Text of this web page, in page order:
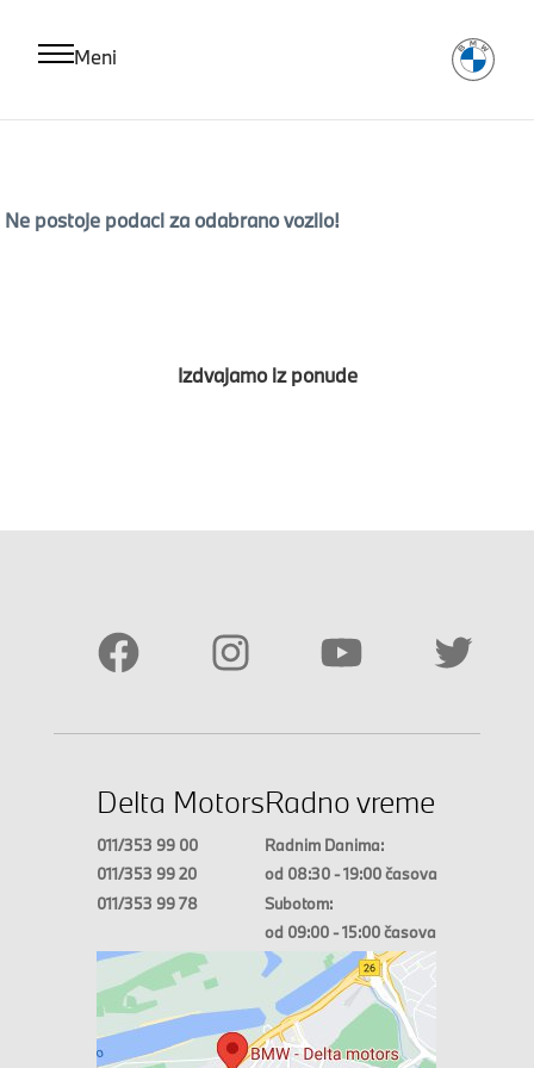
Meni
Ne postoje podaci za odabrano vozilo!
Izdvajamo iz ponude
Delta Motors
011/353 99 00
011/353 99 20
011/353 99 78
Radno vreme
Radnim Danima:
od 08:30 - 19:00 časova
Subotom:
od 09:00 - 15:00 časova